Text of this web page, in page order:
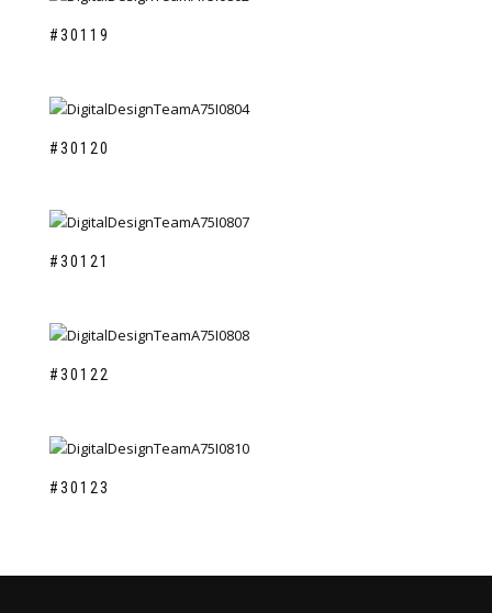
#30119
#30120
#30121
#30122
#30123